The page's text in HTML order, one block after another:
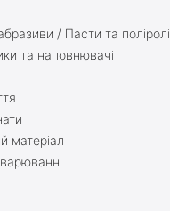
/ Пасти та поліролі
та наповнювачі
матеріал